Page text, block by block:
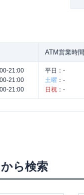
ATM営業時間
21:00
21:00
21:00
平日： -
土曜 ： -
日祝 ： -
ら検索